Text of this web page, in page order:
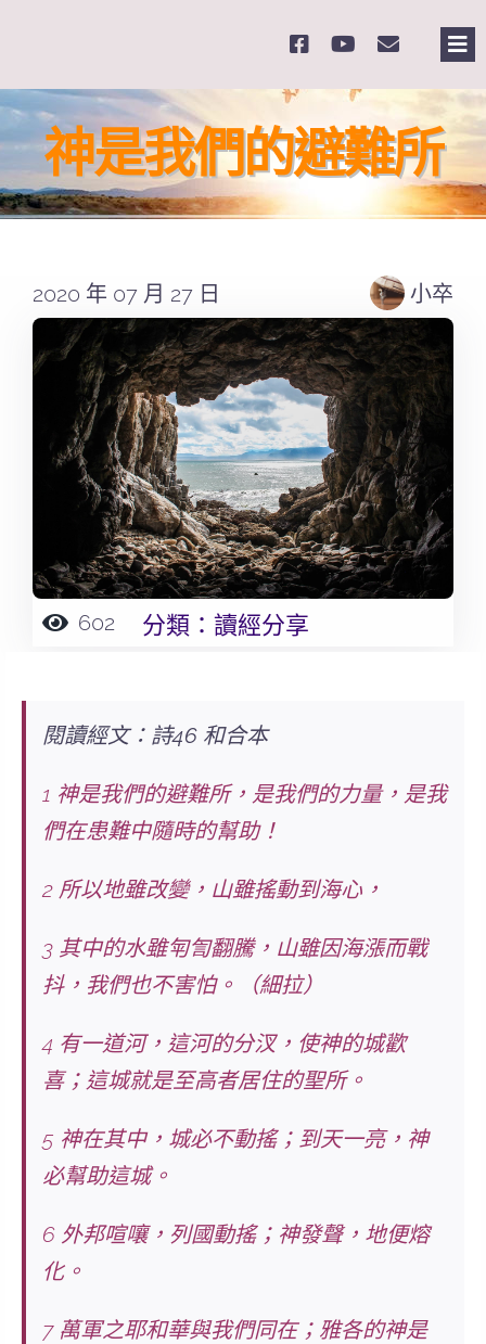
content
神是我們的避難所
2020 年 07 月 27 日 小卒
602 分類：讀經分享
閱讀經文：詩46 和合本
1 神是我們的避難所，是我們的力量，是我
們在患難中隨時的幫助！
2 所以地雖改變，山雖搖動到海心，
3 其中的水雖匉訇翻騰，山雖因海漲而戰
抖， 我們也不害怕。（細拉）
4 有一道河，這河的分汊，使神的城歡
喜；這城就是至高者居住的聖所。
5 神在其中，城必不動搖；到天一亮，神
必幫助這城。
6 外邦喧嚷，列國動搖；神發聲，地便熔
化。
7 萬軍之耶和華與我們同在；雅各的神是